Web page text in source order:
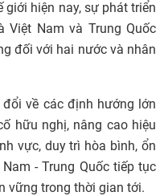
hiện nay, sự phát triển
Nam và Trung Quốc
đối với hai nước và nhân
về các định hướng lớn
hữu nghị, nâng cao hiệu
vực, duy trì hòa bình, ổn
- Trung Quốc tiếp tục
vững trong thời gian tới.